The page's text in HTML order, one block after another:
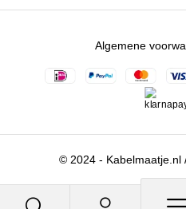
© 2024 - Kabelmaatje.nl
Algemene